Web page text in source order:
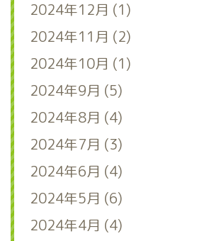
2024年12月 (1)
2024年11月 (2)
2024年10月 (1)
2024年9月 (5)
2024年8月 (4)
2024年7月 (3)
2024年6月 (4)
2024年5月 (6)
2024年4月 (4)